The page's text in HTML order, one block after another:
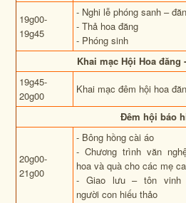
19g00-
19g45
- Nghi lễ phóng sanh –
- Thả hoa đăng
- Phóng sinh
Khai mạc Hội Hoa đăng
19g45-
20g00
Khai mạc đêm hội hoa
Đêm hội báo
20g00-
21g00
- Bông hồng cài áo
- Chương trình văn
hoa và quà cho các mẹ
- Giao lưu – tôn vinh
người con hiếu thảo